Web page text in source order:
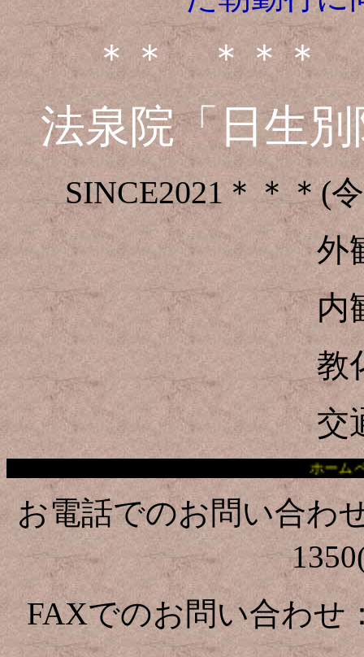
＊＊ ＊＊＊
法泉院「日生
SINCE2021＊＊＊(
外
内
教
交
ホームページ掲載の写真
お電話でのお問い合わ
FAXでのお問い合わせ